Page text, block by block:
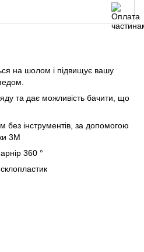
на шолом і підвищує вашу
та дає можливість бачити, що
без інструментів, за допомогою
3M
360 °